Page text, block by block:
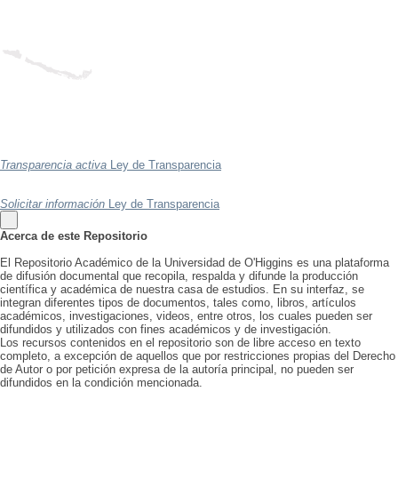
Transparencia activa Ley de Transparencia
Solicitar información Ley de Transparencia
Acerca de este Repositorio
El Repositorio Académico de la Universidad de O'Higgins es una plataforma
de difusión documental que recopila, respalda y difunde la producción
científica y académica de nuestra casa de estudios. En su interfaz, se
integran diferentes tipos de documentos, tales como, libros, artículos
académicos, investigaciones, videos, entre otros, los cuales pueden ser
difundidos y utilizados con fines académicos y de investigación.
Los recursos contenidos en el repositorio son de libre acceso en texto
completo, a excepción de aquellos que por restricciones propias del Derecho
de Autor o por petición expresa de la autoría principal, no pueden ser
difundidos en la condición mencionada.